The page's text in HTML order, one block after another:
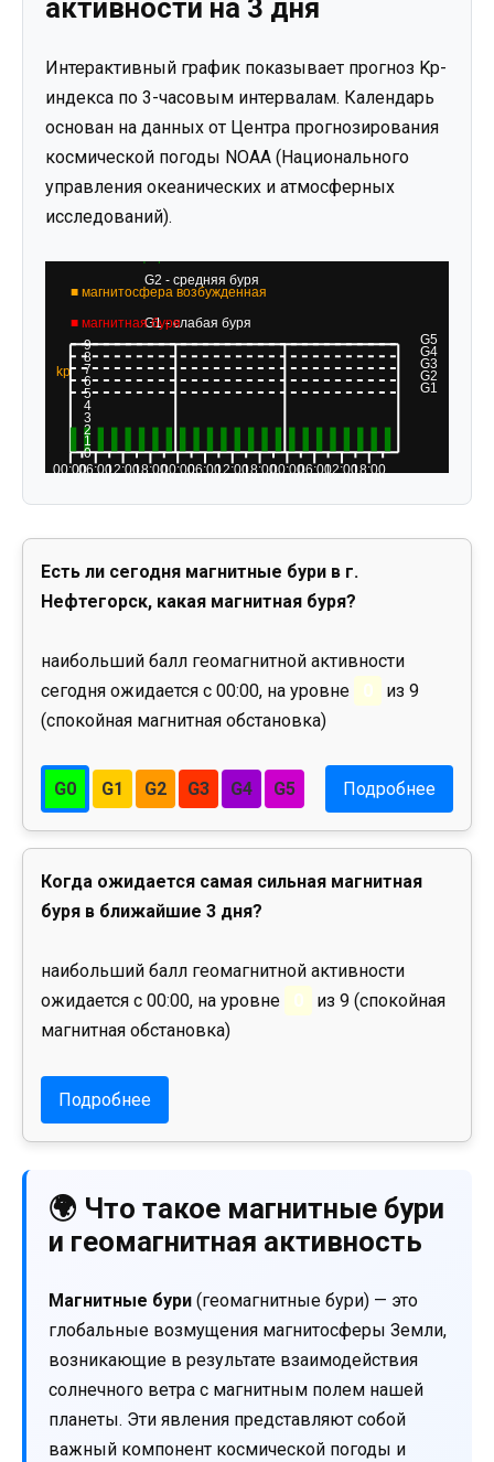
активности на 3 дня
Интерактивный график показывает прогноз Kp-
индекса по 3-часовым интервалам. Календарь
основан на данных от Центра прогнозирования
космической погоды NOAA (Национального
управления океанических и атмосферных
исследований).
Есть ли сегодня магнитные бури в г.
Нефтегорск, какая магнитная буря?
наибольший балл геомагнитной активности
сегодня ожидается с 00:00, на уровне
0
из 9
(спокойная магнитная обстановка)
G0 G1 G2 G3 G4 G5 Подробнее
Когда ожидается самая сильная магнитная
буря в ближайшие 3 дня?
наибольший балл геомагнитной активности
ожидается с 00:00, на уровне
0
из 9 (спокойная
магнитная обстановка)
Подробнее
🌍 Что такое магнитные бури
и геомагнитная активность
Магнитные бури (геомагнитные бури) — это
глобальные возмущения магнитосферы Земли,
возникающие в результате взаимодействия
солнечного ветра с магнитным полем нашей
планеты. Эти явления представляют собой
важный компонент космической погоды и